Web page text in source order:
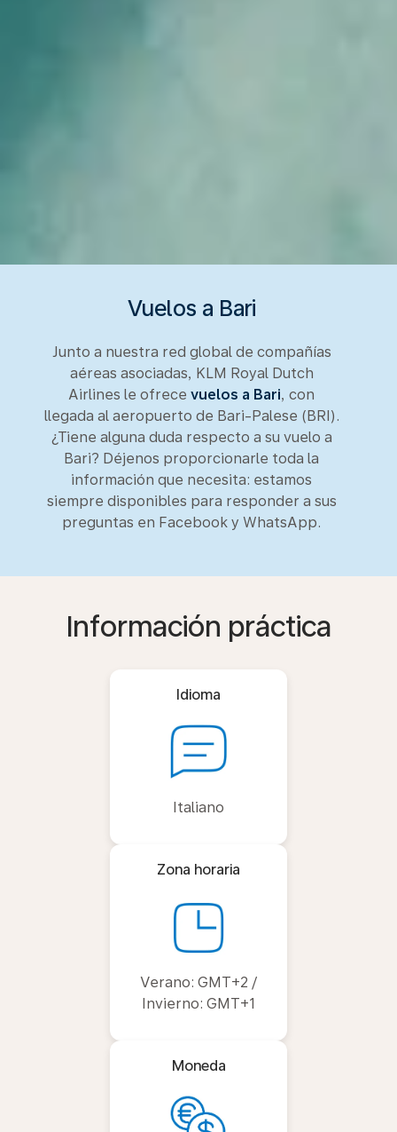
Vuelos a Bari
Junto a nuestra red global de compañías
aéreas asociadas, KLM Royal Dutch
Airlines le ofrece vuelos a Bari, con
llegada al aeropuerto de Bari-Palese (BRI).
¿Tiene alguna duda respecto a su vuelo a
Bari? Déjenos proporcionarle toda la
información que necesita: estamos
siempre disponibles para responder a sus
preguntas en Facebook y WhatsApp.
Información práctica
Idioma
Italiano
Zona horaria
Verano: GMT+2 /
Invierno: GMT+1
Moneda